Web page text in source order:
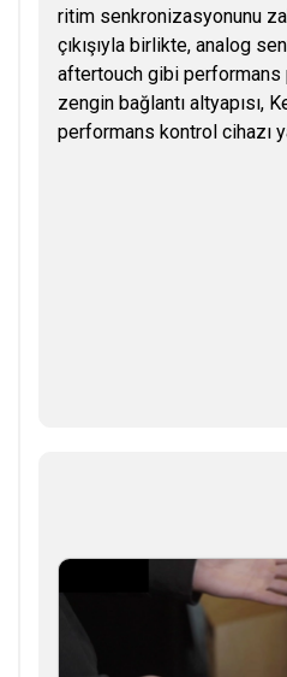
ritim senkronizasyonunu
çıkışıyla birlikte, analog
aftertouch gibi performans
zengin bağlantı
performans kontrol cihazı